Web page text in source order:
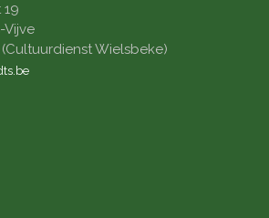
Vijve
Wielsbeke)